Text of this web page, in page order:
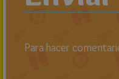
Para hacer